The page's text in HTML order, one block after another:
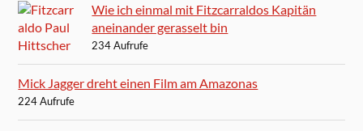
Wie ich einmal mit Fitzcarraldos Kapitän
aneinander gerasselt bin
234 Aufrufe
Mick Jagger dreht einen Film am Amazonas
224 Aufrufe